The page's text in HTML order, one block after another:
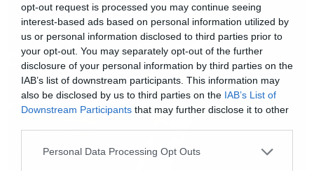
opt-out request is processed you may continue seeing
interest-based ads based on personal information utilized by
us or personal information disclosed to third parties prior to
your opt-out. You may separately opt-out of the further
disclosure of your personal information by third parties on the
IAB’s list of downstream participants. This information may
also be disclosed by us to third parties on the IAB’s List of
Downstream Participants that may further disclose it to other
Personal Data Processing Opt Outs